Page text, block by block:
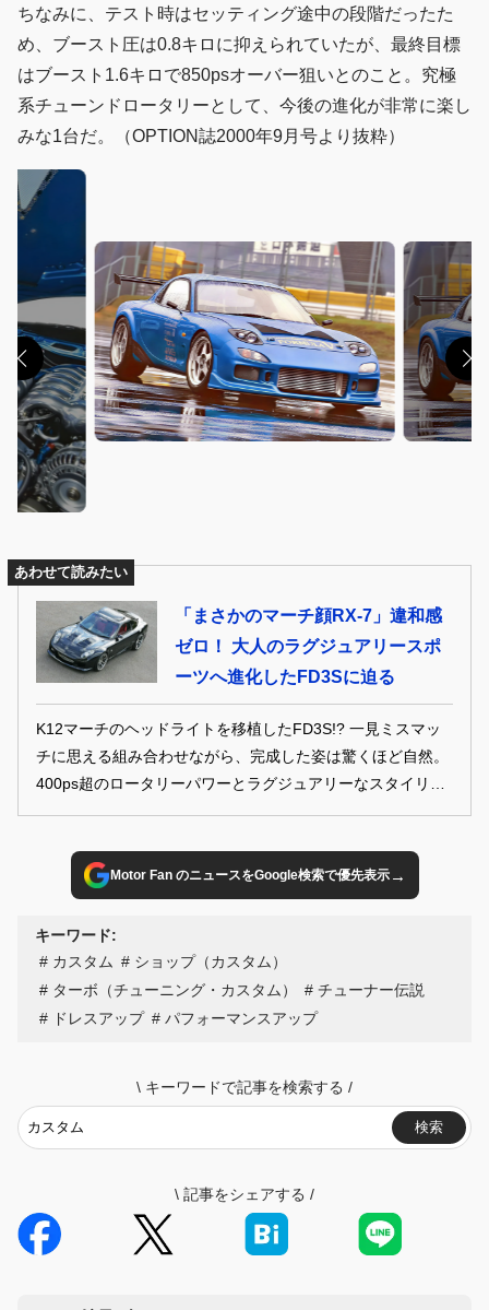
ちなみに、テスト時はセッティング途中の段階だったた
め、ブースト圧は0.8キロに抑えられていたが、最終目標
はブースト1.6キロで850psオーバー狙いとのこと。究極
系チューンドロータリーとして、今後の進化が非常に楽し
みな1台だ。（OPTION誌2000年9月号より抜粋）
あわせて読みたい
「まさかのマーチ顔RX-7」違和感
ゼロ！ 大人のラグジュアリースポ
ーツへ進化したFD3Sに迫る
K12マーチのヘッドライトを移植したFD3S!? 一見ミスマッ
チに思える組み合わせながら、完成した姿は驚くほど自然。
400ps超のロータリーパワーとラグジュアリーなスタイリン
グを融合した異色チューンドに迫る。
Motor Fan のニュースをGoogle検索で優先表示→
キーワード:
カスタム
ショップ（カスタム）
ターボ（チューニング・カスタム）
チューナー伝説
ドレスアップ
パフォーマンスアップ
\ キーワードで記事を検索する /
検索
\ 記事をシェアする /